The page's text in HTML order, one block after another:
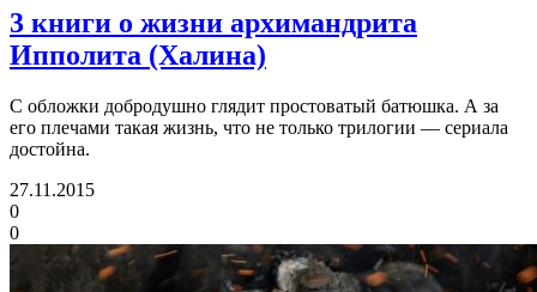
3 книги о жизни архимандрита
Ипполита (Халина)
С обложки добродушно глядит простоватый батюшка. А за
его плечами такая жизнь, что не только трилогии — сериала
достойна.
27.11.2015
0
0